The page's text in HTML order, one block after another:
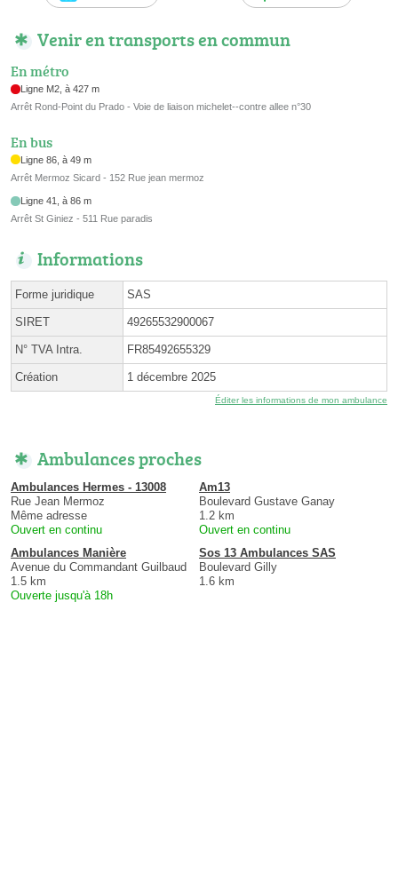
Venir en transports en commun
En métro
Ligne M2, à 427 m
Arrêt Rond-Point du Prado - Voie de liaison michelet--contre allee n°30
En bus
Ligne 86, à 49 m
Arrêt Mermoz Sicard - 152 Rue jean mermoz
Ligne 41, à 86 m
Arrêt St Giniez - 511 Rue paradis
Informations
Forme juridique SAS
SIRET 49265532900067
N° TVA Intra. FR85492655329
Création 1 décembre 2025
Éditer les informations de mon ambulance
Ambulances proches
Ambulances Hermes - 13008
Rue Jean Mermoz
Même adresse
Ouvert en continu
Am13
Boulevard Gustave Ganay
1.2 km
Ouvert en continu
Ambulances Manière
Avenue du Commandant Guilbaud
1.5 km
Ouverte jusqu'à 18h
Sos 13 Ambulances SAS
Boulevard Gilly
1.6 km